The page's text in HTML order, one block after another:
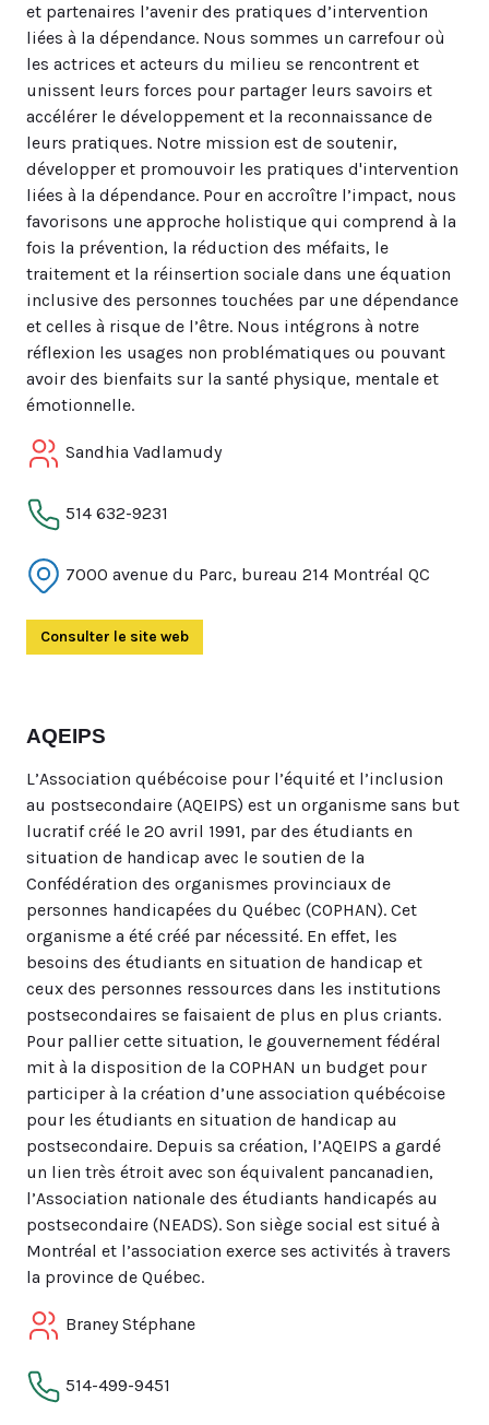
et partenaires l’avenir des pratiques d’intervention
liées à la dépendance. Nous sommes un carrefour où
les actrices et acteurs du milieu se rencontrent et
unissent leurs forces pour partager leurs savoirs et
accélérer le développement et la reconnaissance de
leurs pratiques. Notre mission est de soutenir,
développer et promouvoir les pratiques d'intervention
liées à la dépendance. Pour en accroître l’impact, nous
favorisons une approche holistique qui comprend à la
fois la prévention, la réduction des méfaits, le
traitement et la réinsertion sociale dans une équation
inclusive des personnes touchées par une dépendance
et celles à risque de l’être. Nous intégrons à notre
réflexion les usages non problématiques ou pouvant
avoir des bienfaits sur la santé physique, mentale et
émotionnelle.
Sandhia Vadlamudy
514 632-9231
7000 avenue du Parc, bureau 214 Montréal QC
Consulter le site web
AQEIPS
L’Association québécoise pour l’équité et l’inclusion
au postsecondaire (AQEIPS) est un organisme sans but
lucratif créé le 20 avril 1991, par des étudiants en
situation de handicap avec le soutien de la
Confédération des organismes provinciaux de
personnes handicapées du Québec (COPHAN). Cet
organisme a été créé par nécessité. En effet, les
besoins des étudiants en situation de handicap et
ceux des personnes ressources dans les institutions
postsecondaires se faisaient de plus en plus criants.
Pour pallier cette situation, le gouvernement fédéral
mit à la disposition de la COPHAN un budget pour
participer à la création d’une association québécoise
pour les étudiants en situation de handicap au
postsecondaire. Depuis sa création, l’AQEIPS a gardé
un lien très étroit avec son équivalent pancanadien,
l’Association nationale des étudiants handicapés au
postsecondaire (NEADS). Son siège social est situé à
Montréal et l’association exerce ses activités à travers
la province de Québec.
Braney Stéphane
514-499-9451